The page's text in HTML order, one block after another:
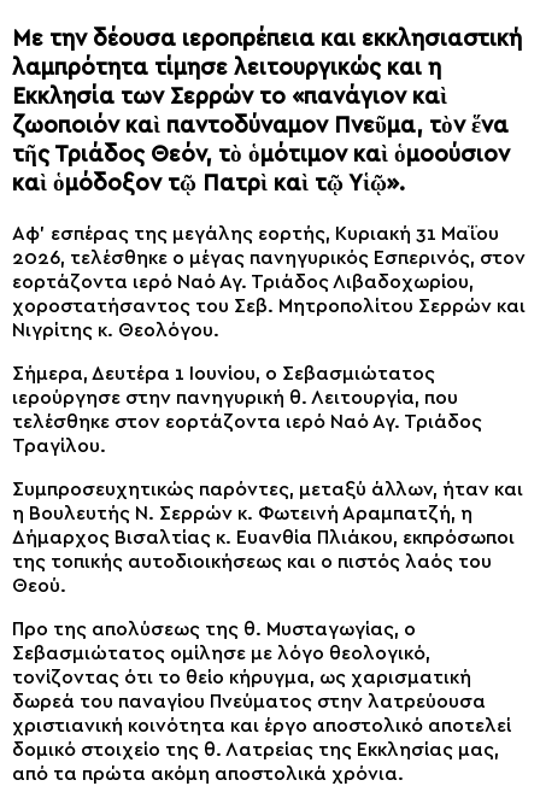
Με την δέουσα ιεροπρέπεια και εκκλησιαστική
λαμπρότητα τίμησε λειτουργικώς και η
Εκκλησία των Σερρών το «πανάγιον καὶ
ζωοποιόν καὶ παντοδύναμον Πνεῦμα, τὸν ἕνα
τῆς Τριάδος Θεόν, τὸ ὁμότιμον καὶ ὁμοούσιον
καὶ ὁμόδοξον τῷ Πατρὶ καὶ τῷ Υἱῷ».
Αφ’ εσπέρας της μεγάλης εορτής, Κυριακή 31 Μαΐου
2026, τελέσθηκε ο μέγας πανηγυρικός Εσπερινός, στον
εορτάζοντα ιερό Ναό Αγ. Τριάδος Λιβαδοχωρίου,
χοροστατήσαντος του Σεβ. Μητροπολίτου Σερρών και
Νιγρίτης κ. Θεολόγου.
Σήμερα, Δευτέρα 1 Ιουνίου, ο Σεβασμιώτατος
ιερούργησε στην πανηγυρική θ. Λειτουργία, που
τελέσθηκε στον εορτάζοντα ιερό Ναό Αγ. Τριάδος
Τραγίλου.
Συμπροσευχητικώς παρόντες, μεταξύ άλλων, ήταν και
η Βουλευτής Ν. Σερρών κ. Φωτεινή Αραμπατζή, η
Δήμαρχος Βισαλτίας κ. Ευανθία Πλιάκου, εκπρόσωποι
της τοπικής αυτοδιοικήσεως και ο πιστός λαός του
Θεού.
Προ της απολύσεως της θ. Μυσταγωγίας, ο
Σεβασμιώτατος ομίλησε με λόγο θεολογικό,
τονίζοντας ότι το θείο κήρυγμα, ως χαρισματική
δωρεά του παναγίου Πνεύματος στην λατρεύουσα
χριστιανική κοινότητα και έργο αποστολικό αποτελεί
δομικό στοιχείο της θ. Λατρείας της Εκκλησίας μας,
από τα πρώτα ακόμη αποστολικά χρόνια.